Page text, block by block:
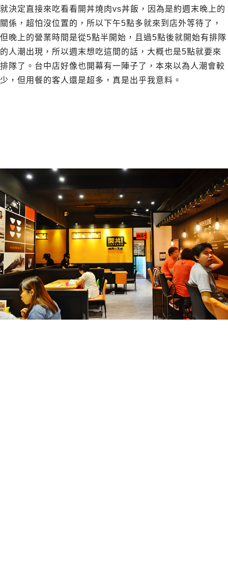
就決定直接來吃看看開丼燒肉vs丼飯，因為是約週末晚上的
關係，超怕沒位置的，所以下午5點多就來到店外等待了，
但晚上的營業時間是從5點半開始，且過5點後就開始有排隊
的人潮出現，所以週末想吃這間的話，大概也是5點就要來
排隊了。台中店好像也開幕有一陣子了，本來以為人潮會較
少，但用餐的客人還是超多，真是出乎我意料。